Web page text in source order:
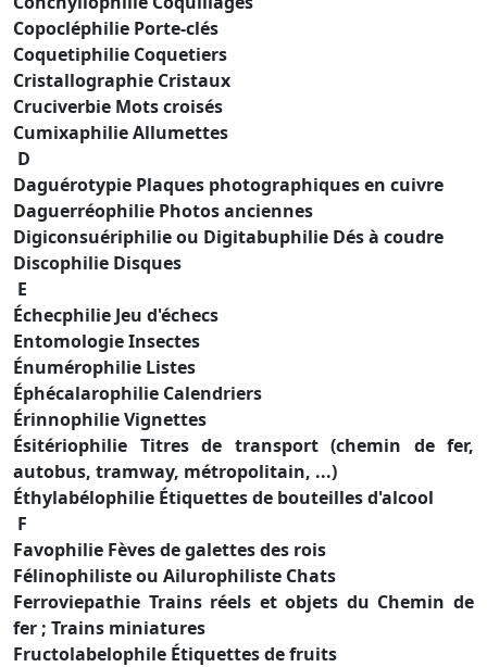
Copocléphilie Porte-clés
Coquetiphilie Coquetiers
Cristallographie Cristaux
Cruciverbie Mots croisés
Cumixaphilie Allumettes
D
Daguérotypie Plaques photographiques en cuivre
Daguerréophilie Photos anciennes
Digiconsuériphilie ou Digitabuphilie Dés à coudre
Discophilie Disques
E
Échecphilie Jeu d'échecs
Entomologie Insectes
Énumérophilie Listes
Éphécalarophilie Calendriers
Érinnophilie Vignettes
Ésitériophilie Titres de transport (chemin de fer,
autobus, tramway, métropolitain, ...)
Éthylabélophilie Étiquettes de bouteilles d'alcool
F
Favophilie Fèves de galettes des rois
Félinophiliste ou Ailurophiliste Chats
Ferroviepathie Trains réels et objets du Chemin de
fer ; Trains miniatures
Fructolabelophile Étiquettes de fruits